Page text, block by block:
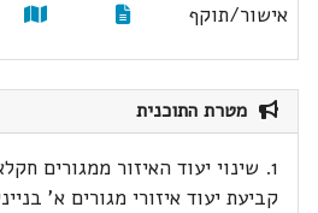
אישור/תוקף
מטרת התוכנית
קביעת יעוד איזורי מגורים א'